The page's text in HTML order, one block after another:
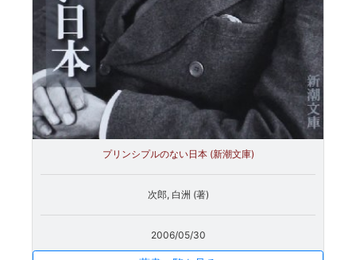
プリンシプルのない日本 (新潮文庫)
次郎, 白洲 (著)
2006/05/30